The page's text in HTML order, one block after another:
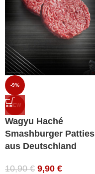
-9%
NEW
Wagyu Haché
Smashburger Patties
aus Deutschland
10,90€ 9,90 €